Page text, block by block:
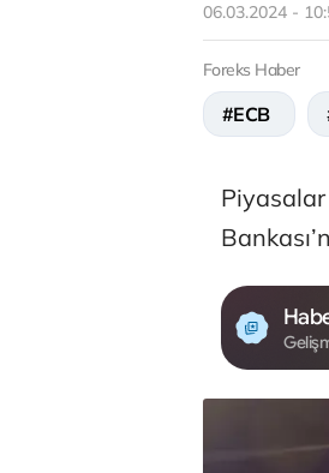
06.03.2024 -
Foreks Haber
#ECB
Piyasalar